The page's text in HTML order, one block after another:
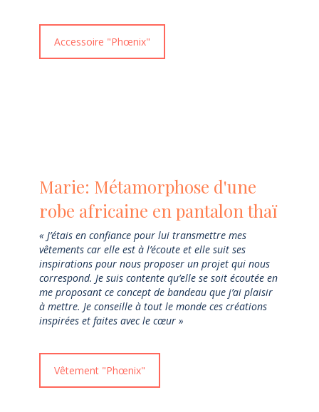
Accessoire "Phœnix"
Marie: Métamorphose d'une
robe africaine en pantalon thaï
« J’étais en confiance pour lui transmettre mes
vêtements car elle est à l’écoute et elle suit ses
inspirations pour nous proposer un projet qui nous
correspond. Je suis contente qu’elle se soit écoutée en
me proposant ce concept de bandeau que j’ai plaisir
à mettre. Je conseille à tout le monde ces créations
inspirées et faites avec le cœur »
Vêtement "Phœnix"